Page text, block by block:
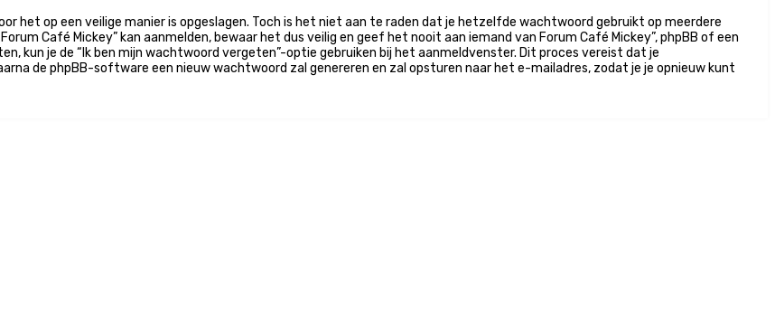
het op een veilige manier is opgeslagen. Toch is het niet aan te raden dat je hetzelfde wachtwoord gebruikt op meerdere
Café Mickey” kan aanmelden, bewaar het dus veilig en geef het nooit aan iemand van Forum Café Mickey”, phpBB of een
kun je de “Ik ben mijn wachtwoord vergeten”-optie gebruiken bij het aanmeldvenster. Dit proces vereist dat je
de phpBB-software een nieuw wachtwoord zal genereren en zal opsturen naar het e-mailadres, zodat je je opnieuw kunt